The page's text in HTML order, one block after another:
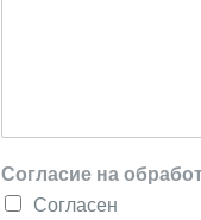
Согласие на
Согласен